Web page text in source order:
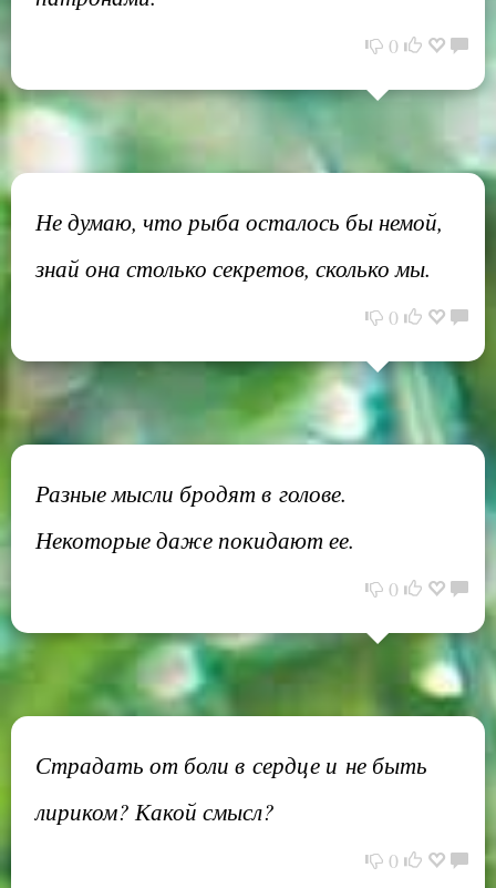
0
Не думаю, что рыба осталось бы немой,
знай она столько секретов, сколько мы.
0
Разные мысли бродят в голове.
Некоторые даже покидают ее.
0
Страдать от боли в сердце и не быть
лириком? Какой смысл?
0